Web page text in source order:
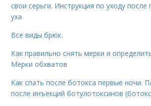
свои серьги. Инструкция по уходу
уха
Все виды брюк.
Как правильно снять мерки и
Мерки обхватов
Как спать после ботокса первые ночи.
после инъекций ботулотоксинов